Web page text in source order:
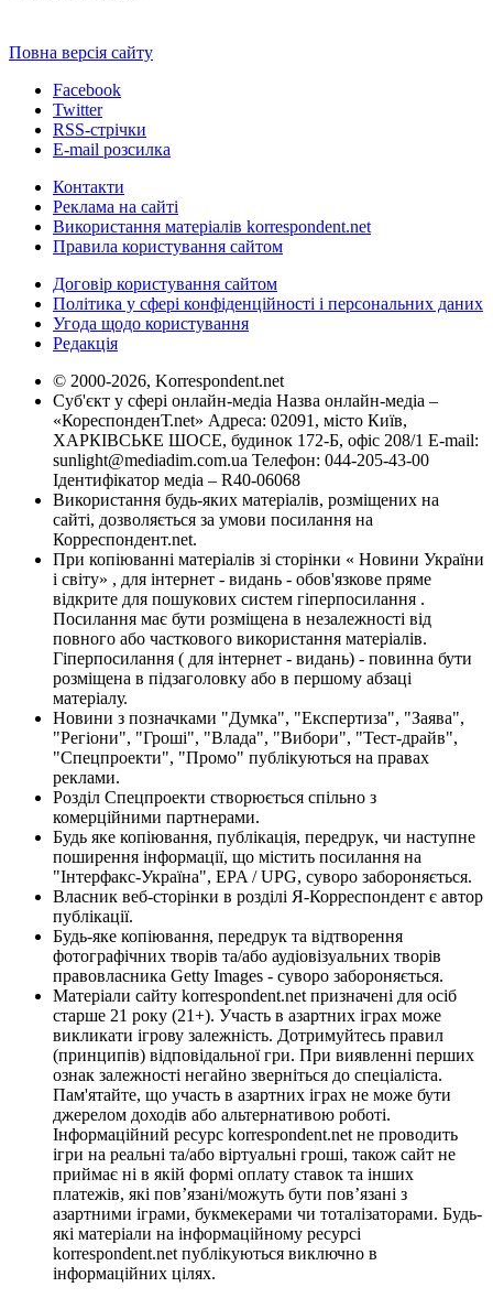
Повна версія сайту
Facebook
Twitter
RSS-стрічки
E-mail розсилка
Контакти
Реклама на сайті
Використання матеріалів korrespondent.net
Правила користування сайтом
Договір користування сайтом
Політика у сфері конфіденційності і персональних даних
Угода щодо користування
Редакція
© 2000-2026, Korrespondent.net
Суб'єкт у сфері онлайн-медіа Назва онлайн-медіа –
«КореспонденТ.net» Адреса: 02091, місто Київ,
ХАРКІВСЬКЕ ШОСЕ, будинок 172-Б, офіс 208/1 E-mail:
sunlight@mediadim.com.ua Телефон: 044-205-43-00
Ідентифікатор медіа – R40-06068
Використання будь-яких матеріалів, розміщених на
сайті, дозволяється за умови посилання на
Корреспондент.net.
При копіюванні матеріалів зі сторінки « Новини України
і світу» , для інтернет - видань - обов'язкове пряме
відкрите для пошукових систем гіперпосилання .
Посилання має бути розміщена в незалежності від
повного або часткового використання матеріалів.
Гіперпосилання ( для інтернет - видань) - повинна бути
розміщена в підзаголовку або в першому абзаці
матеріалу.
Новини з позначками "Думка", "Експертиза", "Заява",
"Регіони", "Гроші", "Влада", "Вибори", "Тест-драйв",
"Спецпроекти", "Промо" публікуються на правах
реклами.
Розділ Спецпроекти створюється спільно з
комерційними партнерами.
Будь яке копіювання, публікація, передрук, чи наступне
поширення інформації, що містить посилання на
"Інтерфакс-Україна", EPA / UPG, суворо забороняється.
Власник веб-сторінки в розділі Я-Корреспондент є автор
публікації.
Будь-яке копіювання, передрук та відтворення
фотографічних творів та/або аудіовізуальних творів
правовласника Getty Images - суворо забороняється.
Матеріали сайту korrespondent.net призначені для осіб
старше 21 року (21+). Участь в азартних іграх може
викликати ігрову залежність. Дотримуйтесь правил
(принципів) відповідальної гри. При виявленні перших
ознак залежності негайно зверніться до спеціаліста.
Пам'ятайте, що участь в азартних іграх не може бути
джерелом доходів або альтернативою роботі.
Інформаційний ресурс korrespondent.net не проводить
ігри на реальні та/або віртуальні гроші, також сайт не
приймає ні в якій формі оплату ставок та інших
платежів, які пов’язані/можуть бути пов’язані з
азартними іграми, букмекерами чи тоталізаторами. Будь-
які матеріали на інформаційному ресурсі
korrespondent.net публікуються виключно в
інформаційних цілях.